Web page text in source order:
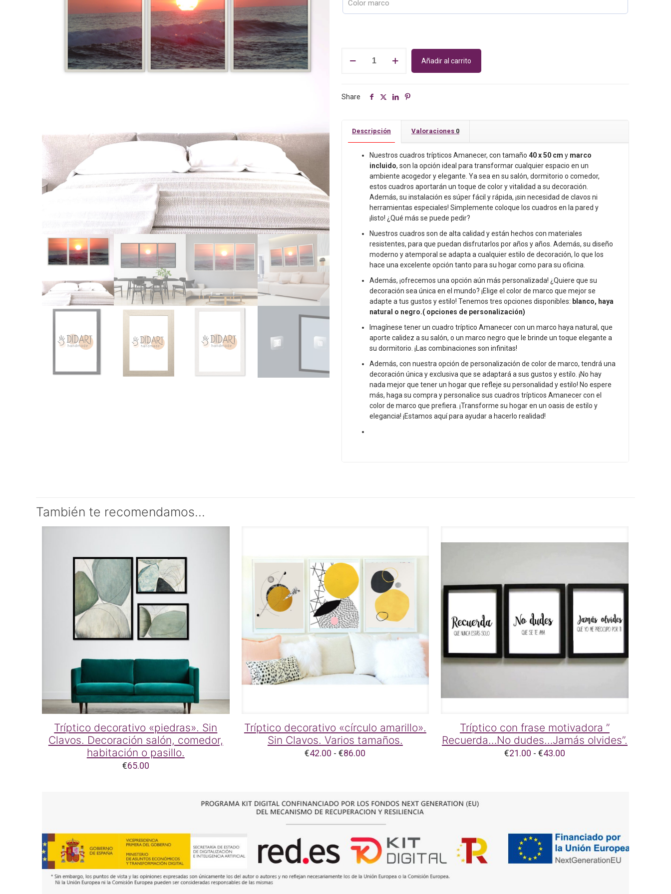
€76.00.€71.00.
Cuadros.
Tamaño
cm.
Incluido.
Decoración
dormitorio
comedor.
Decoración
modernos.
Añadir al carrito
Share
Descripción Valoraciones 0
Nuestros cuadros trípticos Amanecer, con tamaño40 x 50 cm y marco
incluido, son la opción ideal para transformar cualquier espacio en un
ambiente acogedor y elegante. Ya sea en su salón, dormitorio o comedor,
estos cuadros aportarán un toque de color y vitalidad a su decoración.
Además, su instalación es súper fácil y rápida, ¡sin necesidad de clavos ni
herramientas especiales! Simplemente coloque los cuadros en la pared y
¡listo! ¿Qué más se puede pedir?
Nuestros cuadros son de alta calidad y están hechos con materiales
resistentes, para que puedan disfrutarlos por años y años. Además, su diseño
moderno y atemporal se adapta a cualquier estilo de decoración, lo que los
hace una excelente opción tanto para su hogar como para su oficina.
Además, ¡ofrecemos una opción aún más personalizada! ¿Quiere que su
decoración sea única en el mundo? ¡Elige el color de marco que mejor se
adapte a tus gustos y estilo! Tenemos tres opciones disponibles: blanco, haya
natural o negro.( opciones de personalización)
Imagínese tener un cuadro tríptico Amanecer con un marco haya natural, que
aporte calidez a su salón, o un marco negro que le brinde un toque elegante a
su dormitorio. ¡Las combinaciones son infinitas!
Además, con nuestra opción de personalización de color de marco, tendrá una
decoración única y exclusiva que se adaptará a sus gustos y estilo. ¡No hay
nada mejor que tener un hogar que refleje su personalidad y estilo! No espere
más, haga su compra y personalice sus cuadros trípticos Amanecer con el
color de marco que prefiera. ¡Transforme su hogar en un oasis de estilo y
elegancia! ¡Estamos aquí para ayudar a hacerlo realidad!
También te recomendamos…
Tríptico decorativo «piedras». Sin
Clavos. Decoración salón, comedor,
habitación o pasillo.
€65.00
Tríptico decorativo «círculo amarillo».
Sin Clavos. Varios tamaños.
€42.00 - €86.00
hasta
€86.00
Tríptico con frase motivadora ”
Recuerda…No dudes…Jamás olvides”.
€21.00 - €43.00Rango